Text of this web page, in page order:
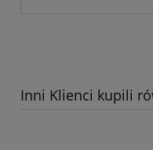
Inni Klienci kupili